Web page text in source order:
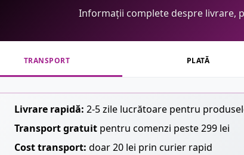
Informații complete despre livrare,
TRANSPORT PLATĂ
Livrare rapidă: 2-5 zile lucrătoare pentru
Transport gratuit pentru comenzi peste 299 lei
Cost transport: doar 20 lei prin curier rapid